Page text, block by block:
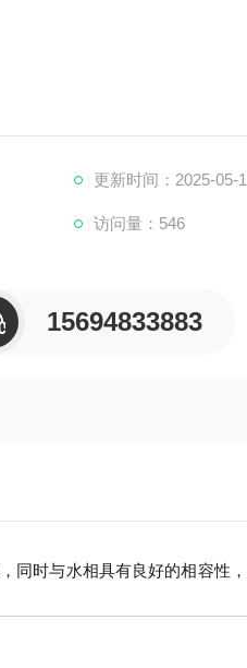
度<100℃）。
更新时间：2025-05-
访问量：546
15694833883
同时与水相具有良好的相容性